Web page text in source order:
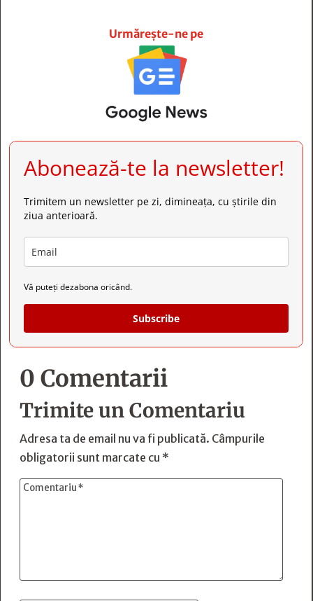
Urmărește-ne pe
Abonează-te la newsletter!
Trimitem un newsletter pe zi, dimineața, cu știrile din
ziua anterioară.
Vă puteți dezabona oricând.
Subscribe
0 Comentarii
Trimite un Comentariu
Adresa ta de email nu va fi publicată. Câmpurile
obligatorii sunt marcate cu *